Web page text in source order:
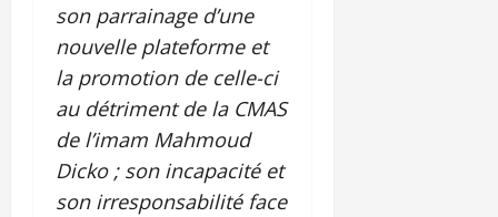
son parrainage d’une
nouvelle plateforme et
la promotion de celle-ci
au détriment de la CMAS
de l’imam Mahmoud
Dicko ; son incapacité et
son irresponsabilité face